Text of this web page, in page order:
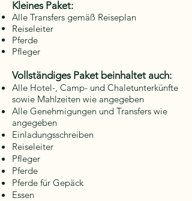
Kleines Paket:
Alle Transfers gemäß Reiseplan
Reiseleiter
Pferde
Pfleger
Vollständiges Paket beinhaltet auch:
Alle Hotel-, Camp- und Chaletunterkünfte
sowie Mahlzeiten wie angegeben
Alle Genehmigungen und Transfers wie
angegeben
Einladungsschreiben
Reiseleiter
Pfleger
Pferde
Pferde für Gepäck
Essen